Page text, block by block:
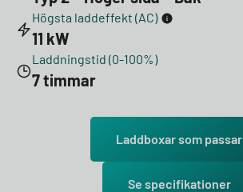
Högsta laddeffekt (AC)
11 kW
Laddningstid (0-100%)
7 timmar
Laddboxar som passar
Se specifikationer